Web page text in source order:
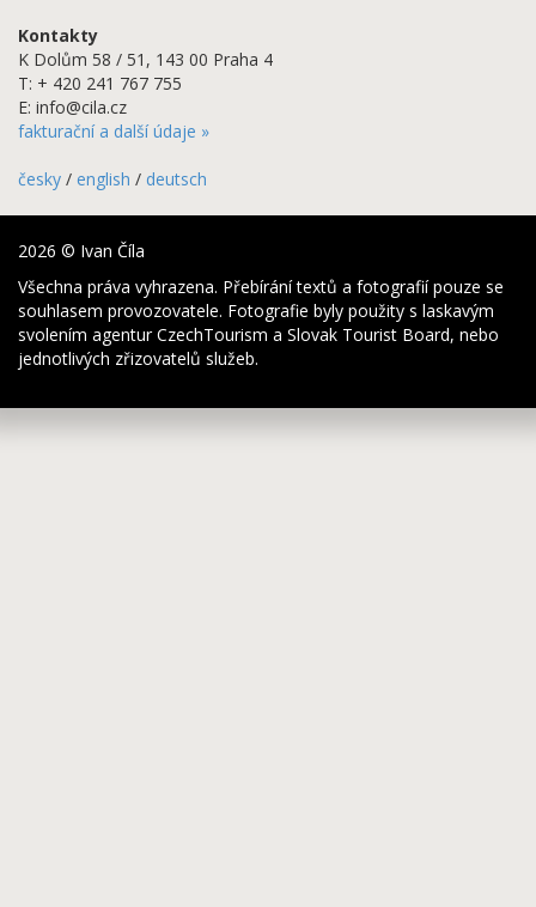
Kontakty
K Dolům 58 / 51, 143 00 Praha 4
T: + 420 241 767 755
E: info@cila.cz
fakturační a další údaje »
česky / english / deutsch
2026 © Ivan Číla
Všechna práva vyhrazena. Přebírání textů a fotografií pouze se
souhlasem provozovatele. Fotografie byly použity s laskavým
svolením agentur CzechTourism a Slovak Tourist Board, nebo
jednotlivých zřizovatelů služeb.